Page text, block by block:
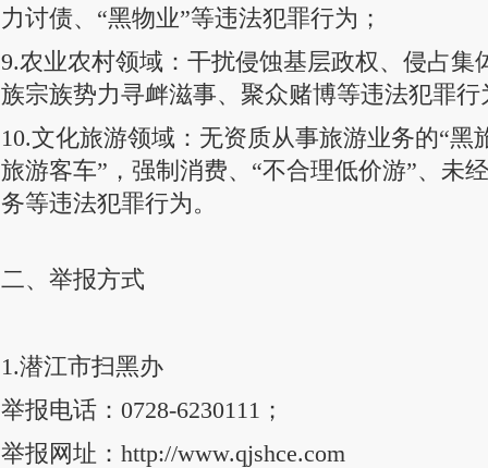
力讨债、“黑物业”等违法犯罪行为；
9.农业农村领域：干扰侵蚀基层政权、侵占集
族宗族势力寻衅滋事、聚众赌博等违法犯罪行
10.文化旅游领域：无资质从事旅游业务的“黑
旅游客车”，强制消费、“不合理低价游”、未
务等违法犯罪行为。
二、举报方式
1.潜江市扫黑办
举报电话：0728-6230111；
举报网址：http://www.qjshce.com